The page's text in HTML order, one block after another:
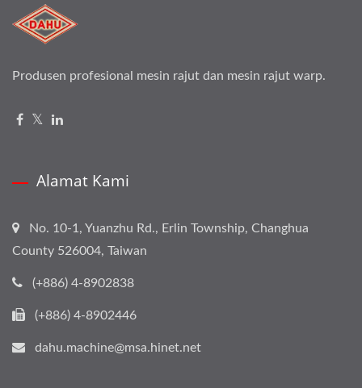
Produsen profesional mesin rajut dan mesin rajut warp.
Alamat Kami
No. 10-1, Yuanzhu Rd., Erlin Township, Changhua
County 526004, Taiwan
(+886) 4-8902838
(+886) 4-8902446
dahu.machine@msa.hinet.net